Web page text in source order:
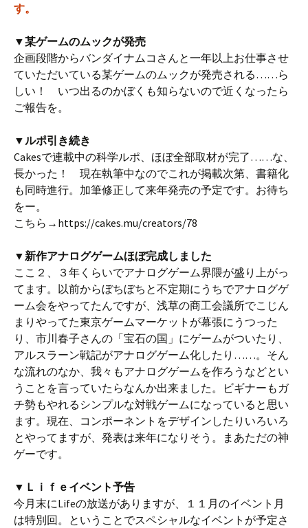
す。
▼某ゲームのムックが発売
企画段階からバンダイナムコさんと一年以上お仕事させ
ていただいている某ゲームのムックが発売される……ら
しい！ いつ出るのかぼくも知らないので近くなったら
ご報告を。
▼ルポ引き続き
Cakesで連載中の科学ルポ、ほぼ全部取材が完了……な、
長かった！ 現在執筆中なのでこれが掲載次第、書籍化
も同時進行。加筆修正して来年発売の予定です。お待ち
をー。
こちら→https://cakes.mu/creators/78
▼新作アナログゲームほぼ完成しました
ここ２、３年くらいでアナログゲーム界隈が盛り上がっ
てます。以前からぼちぼちと不定期にうちでアナログゲ
ーム会をやってたんですが、浅草の商工会議所でこじん
まりやってた東京ゲームマーケットが幕張にうつった
り、市川春子さんの「宝石の国」にゲームがついたり、
アルスラーン戦記がアナログゲーム化したり……。そん
な流れのなか、我々もアナログゲームを作ろうなどとい
うことを言っていたらなんか出来ました。ビギナーもガ
チ勢もやれるシンプルな対戦ゲームになっていると思い
ます。現在、コンポーネントをデザインしたりいろいろ
とやってますが、発表は来年になりそう。まあただの神
ゲーです。
▼Ｌｉｆｅイベント予告
今月末にLifeの放送がありますが、１１月のイベント月
は特別回。ということでスペシャルなイベントが予定さ